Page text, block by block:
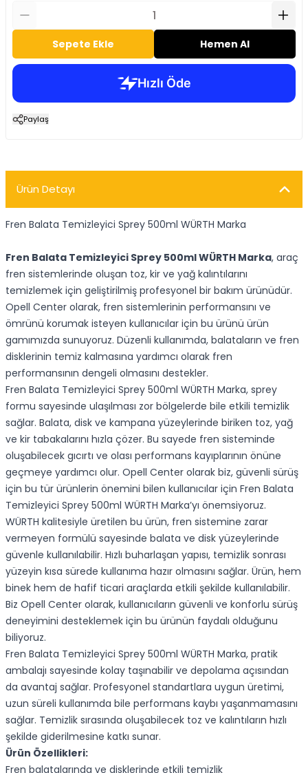
Sepete Ekle Hemen Al
Paylaş
Ürün Detayı
Fren Balata Temizleyici Sprey 500ml WÜRTH Marka
Fren Balata Temizleyici Sprey 500ml WÜRTH Marka, araç
fren sistemlerinde oluşan toz, kir ve yağ kalıntılarını
temizlemek için geliştirilmiş profesyonel bir bakım ürünüdür.
Opell Center olarak, fren sistemlerinin performansını ve
ömrünü korumak isteyen kullanıcılar için bu ürünü ürün
gamımızda sunuyoruz. Düzenli kullanımda, balataların ve fren
disklerinin temiz kalmasına yardımcı olarak fren
performansının dengeli olmasını destekler.
Fren Balata Temizleyici Sprey 500ml WÜRTH Marka, sprey
formu sayesinde ulaşılması zor bölgelerde bile etkili temizlik
sağlar. Balata, disk ve kampana yüzeylerinde biriken toz, yağ
ve kir tabakalarını hızla çözer. Bu sayede fren sisteminde
oluşabilecek gıcırtı ve olası performans kayıplarının önüne
geçmeye yardımcı olur. Opell Center olarak biz, güvenli sürüş
için bu tür ürünlerin önemini bilen kullanıcılar için Fren Balata
Temizleyici Sprey 500ml WÜRTH Marka’yı önemsiyoruz.
WÜRTH kalitesiyle üretilen bu ürün, fren sistemine zarar
vermeyen formülü sayesinde balata ve disk yüzeylerinde
güvenle kullanılabilir. Hızlı buharlaşan yapısı, temizlik sonrası
yüzeyin kısa sürede kullanıma hazır olmasını sağlar. Ürün, hem
binek hem de hafif ticari araçlarda etkili şekilde kullanılabilir.
Biz Opell Center olarak, kullanıcıların güvenli ve konforlu sürüş
deneyimini desteklemek için bu ürünün faydalı olduğunu
biliyoruz.
Fren Balata Temizleyici Sprey 500ml WÜRTH Marka, pratik
ambalajı sayesinde kolay taşınabilir ve depolama açısından
da avantaj sağlar. Profesyonel standartlara uygun üretimi,
uzun süreli kullanımda bile performans kaybı yaşanmamasını
sağlar. Temizlik sırasında oluşabilecek toz ve kalıntıların hızlı
şekilde giderilmesine katkı sunar.
Ürün Özellikleri:
Fren balatalarında ve disklerinde etkili temizlik